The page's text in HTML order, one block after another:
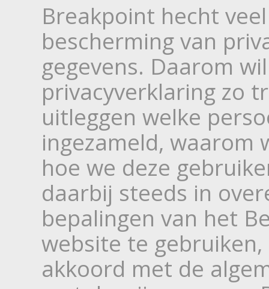
Breakpoint hecht
bescherming van
gegevens. Daarom
privacyverklaring zo
uitleggen welke
ingezameld, waarom
hoe we deze
daarbij steeds in
bepalingen van het
website te
akkoord met de